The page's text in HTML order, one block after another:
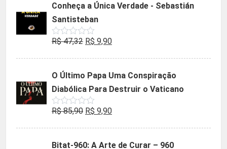
era:
R$ 35,90.
é:
Conheça a Única Verdade - Sebastián
Santisteban
Avaliação
de
R$47,32 O
era:
R$ 47,32.
R$ 9,90O
é:
R$ 9,90.
O Último Papa Uma Conspiração
Diabólica Para Destruir o Vaticano
Avaliação
de
R$85,90 O
R$ 9,90O
Bitat-960: A Arte de Curar – 960